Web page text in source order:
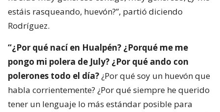
estáis rasqueando, huevón?”, partió diciendo
Rodríguez.
“¿Por qué nací en Hualpén? ¿Porqué me me
pongo mi polera de July? ¿Por qué ando con
polerones todo el día?¿Por qué soy un huevón que
habla corrientemente? ¿Por qué siempre he querido
tener un lenguaje lo más estándar posible para